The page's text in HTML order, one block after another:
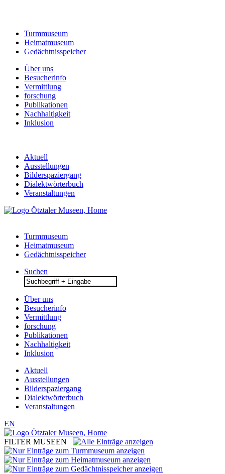
Turmmuseum
Heimatmuseum
Gedächtnisspeicher
Über uns
Besucherinfo
Vermittlung
forschung
Publikationen
Nachhaltigkeit
Inklusion
Aktuell
Ausstellungen
Bilderspaziergang
Dialektwörterbuch
Veranstaltungen
Turmmuseum
Heimatmuseum
Gedächtnisspeicher
Suchen
Search
for:
Über uns
Besucherinfo
Vermittlung
forschung
Publikationen
Nachhaltigkeit
Inklusion
Aktuell
Ausstellungen
Bilderspaziergang
Dialektwörterbuch
Veranstaltungen
EN
FILTER MUSEEN